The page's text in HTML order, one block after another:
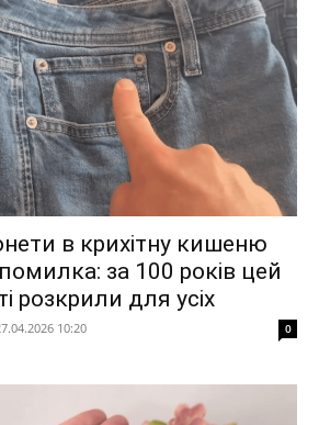
в крихітну кишеню
за 100 років цей
розкрили для усіх
10:20 0